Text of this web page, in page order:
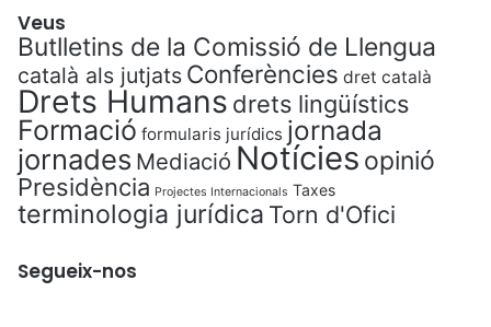
Veus
Butlletins de la Comissió de Llengua
català als jutjats Conferències dret català
Drets Humans drets lingüístics
Formació formularis jurídics jornada
jornades Mediació Notícies opinió
Presidència Projectes Internacionals Taxes
terminologia jurídica Torn d'Ofici
Segueix-nos